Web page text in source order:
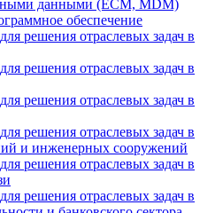
данными (ECM, MDM)
обеспечение
решения отраслевых задач в
решения отраслевых задач в
решения отраслевых задач в
решения отраслевых задач в
и инженерных сооружений
решения отраслевых задач в
решения отраслевых задач в